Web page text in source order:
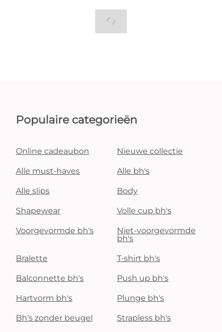
Populaire categorieën
Online cadeaubon Nieuwe collectie
Alle must-haves Alle bh's
Alle slips Body
Shapewear Volle cup bh's
Voorgevormde bh's
Niet-voorgevormde
bh's
Bralette T-shirt bh's
Balconnette bh's Push up bh's
Hartvorm bh's Plunge bh's
Bh's zonder beugel Strapless bh's